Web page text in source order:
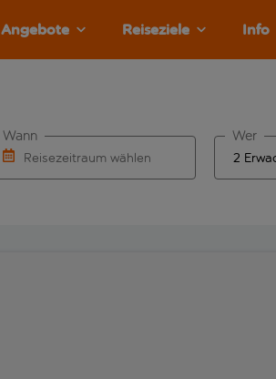
Angebote Reiseziele Info
Reisezeitraum wählen
Wann Wer